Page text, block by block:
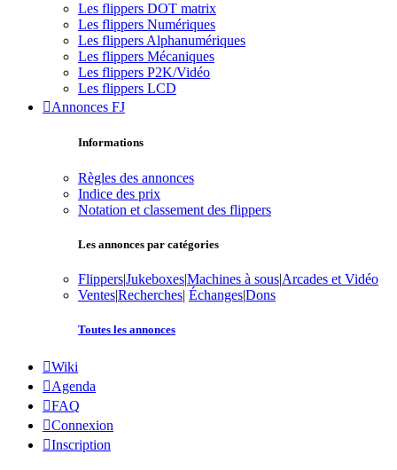
Les flippers DOT matrix
Les flippers Numériques
Les flippers Alphanumériques
Les flippers Mécaniques
Les flippers P2K/Vidéo
Les flippers LCD
Annonces FJ
Informations
Règles des annonces
Indice des prix
Notation et classement des flippers
Les annonces par catégories
Flippers|Jukeboxes|Machines à sous|Arcades et Vidéo
Ventes|Recherches| Échanges|Dons
Toutes les annonces
Wiki
Agenda
FAQ
Connexion
Inscription